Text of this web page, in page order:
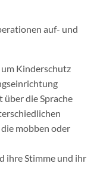
auf- und
um Kinderschutz
über die Sprache
mobben oder
ihre Stimme und ihr